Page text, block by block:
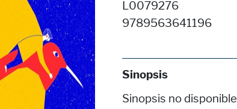
L0079276
9789563641196
Sinopsis
Sinopsis no disponible